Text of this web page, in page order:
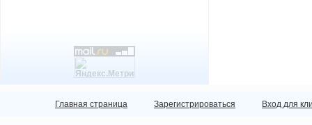
Главная страница Зарегистрироваться Вход для